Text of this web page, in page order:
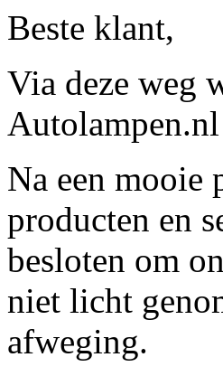
Beste klant,
Via deze weg
Na een mooie
producten en
besloten om
niet licht
afweging.